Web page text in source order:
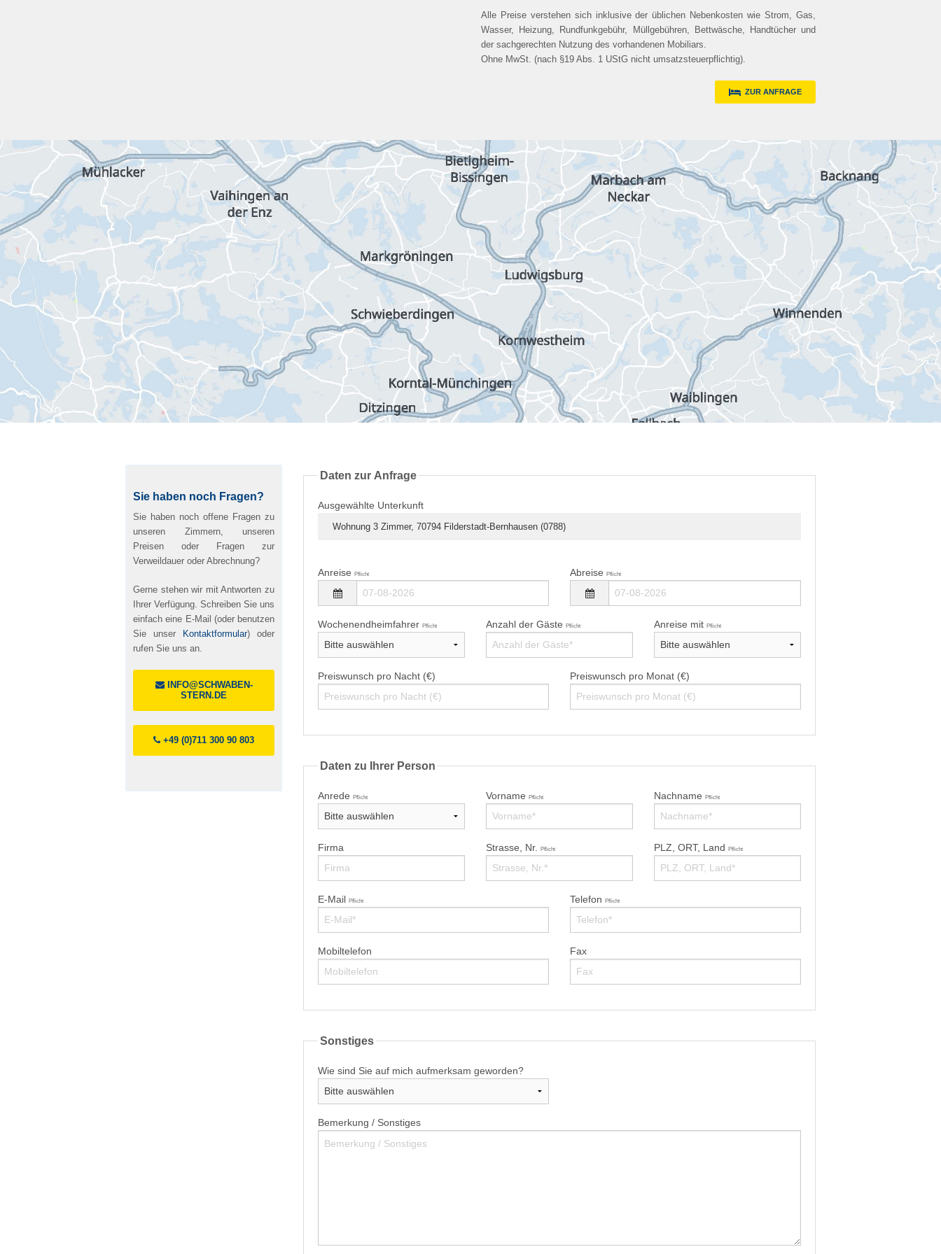
Alle Preise verstehen sich inklusive der üblichen Nebenkosten wie Strom, Gas,
Wasser, Heizung, Rundfunkgebühr, Müllgebühren, Bettwäsche, Handtücher und
der sachgerechten Nutzung des vorhandenen Mobiliars.
Ohne MwSt. (nach §19 Abs. 1 UStG nicht umsatzsteuerpflichtig).
ZUR ANFRAGE
Sie haben noch Fragen?
Sie haben noch offene Fragen zu
unseren Zimmern, unseren
Preisen oder Fragen zur
Verweildauer oder Abrechnung?
Gerne stehen wir mit Antworten zu
Ihrer Verfügung. Schreiben Sie uns
einfach eine E-Mail (oder benutzen
Sie unser Kontaktformular) oder
rufen Sie uns an.
INFO@SCHWABEN-
STERN.DE
+49 (0)711 300 90 803
Daten zur Anfrage
Ausgewählte Unterkunft
Wohnung 3 Zimmer, 70794 Filderstadt-Bernhausen (0788)
Anreise Pflicht Abreise Pflicht
Wochenendheimfahrer Pflicht Anzahl der Gäste Pflicht Anreise mitPflicht
Preiswunsch pro Nacht (€) Preiswunsch pro Monat (€)
Daten zu Ihrer Person
Anrede Pflicht Vorname Pflicht NachnamePflicht
Firma Strasse, Nr. Pflicht PLZ, ORT, LandPflicht
E-Mail Pflicht Telefon Pflicht
Mobiltelefon Fax
Sonstiges
Wie sind Sie auf mich aufmerksam geworden?
Bemerkung / Sonstiges